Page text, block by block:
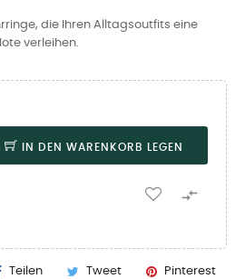
die Ihren Alltagsoutfits eine
verleihen.
IN DEN WARENKORB LEGEN

Teilen Tweet Pinterest